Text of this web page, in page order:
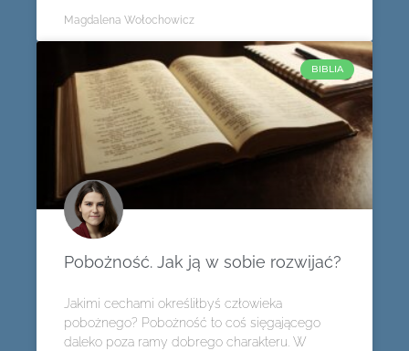
Magdalena Wołochowicz
BIBLIA
Pobożność. Jak ją w sobie rozwijać?
Jakimi cechami określiłbyś człowieka
pobożnego? Pobożność to coś sięgającego
daleko poza ramy dobrego charakteru. W